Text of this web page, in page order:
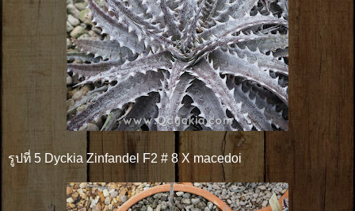
รูปที่ 5 Dyckia Zinfandel F2 # 8 X macedoi